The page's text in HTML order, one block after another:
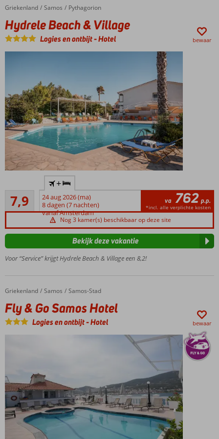
Home
Griekenland Samos Pythagorion
Hydrele Beach & Village
Hydrele Beach & Village
Logies en ontbijt-Hotel bewaar
het
strand
Buffetrestaurant
met schitterend
zicht over de zee
Ca. 2
kilometer
Pythagorion
In
stijl
gebouwd
7,9
Goed
180
beoordelingen
+
24 aug 2026 (ma)
8 dagen (7 nachten)
vanaf Amsterdam
va 762 p.p.
*incl. alle verplichte kosten
Nog 3 kamer(s) beschikbaar op deze site
Voor “Service” krijgt Hydrele Beach & Village een 8,2!
Bekijk deze vakantie
Home
Griekenland Samos Samos-Stad
Fly & Go Samos Hotel
Fly & Go Samos Hotel
Logies en ontbijt-Hotel bewaar